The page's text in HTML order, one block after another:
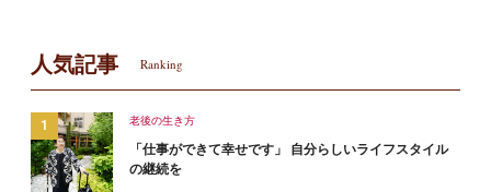
人気記事 Ranking
老後の生き方
「仕事ができて幸せです」 自分らしいライフスタイル
の継続を